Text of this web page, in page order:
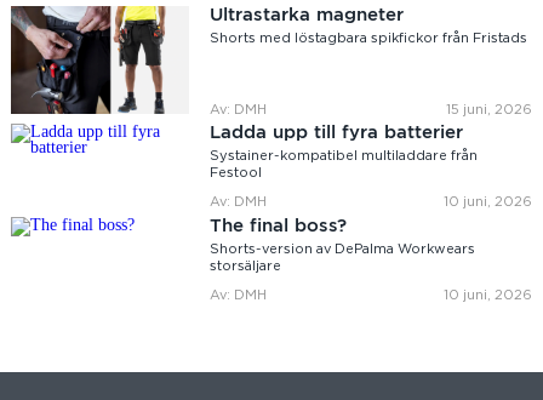
Ultrastarka magneter
Shorts med löstagbara spikfickor från Fristads
Av: DMH 15 juni, 2026
Ladda upp till fyra batterier
Systainer-kompatibel multiladdare från
Festool
Av: DMH 10 juni, 2026
The final boss?
Shorts-version av DePalma Workwears
storsäljare
Av: DMH 10 juni, 2026